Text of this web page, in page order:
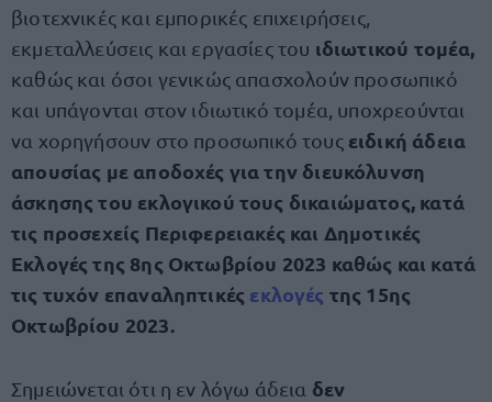
βιοτεχνικές και εμπορικές επιχειρήσεις,
εκμεταλλεύσεις και εργασίες του ιδιωτικού τομέα,
καθώς και όσοι γενικώς απασχολούν προσωπικό
και υπάγονται στον ιδιωτικό τομέα, υποχρεούνται
να χορηγήσουν στο προσωπικό τουςειδική άδεια
απουσίας με αποδοχές για την διευκόλυνση
άσκησης του εκλογικού τους δικαιώματος, κατά
τις προσεχείς Περιφερειακές και Δημοτικές
Εκλογές της 8ης Οκτωβρίου 2023 καθώς και κατά
τις τυχόν επαναληπτικές εκλογές της 15ης
Οκτωβρίου 2023.
Σημειώνεται ότι η εν λόγω άδεια δεν